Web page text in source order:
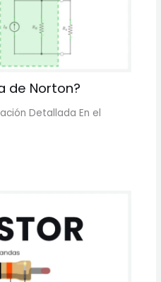
de Norton?
Detallada En el